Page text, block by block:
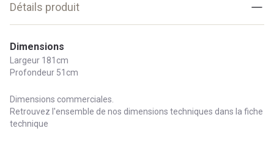
Détails produit
Dimensions
Largeur 181cm
Profondeur 51cm
Dimensions commerciales.
Retrouvez l'ensemble de nos dimensions techniques dans la fiche
technique